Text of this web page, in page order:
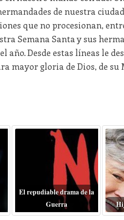
de nuestra
que no procesionan,
Semana Santa y sus
Desde estas líneas le
mayor gloria de Dios, de su
El repudiable drama de la
Guerra